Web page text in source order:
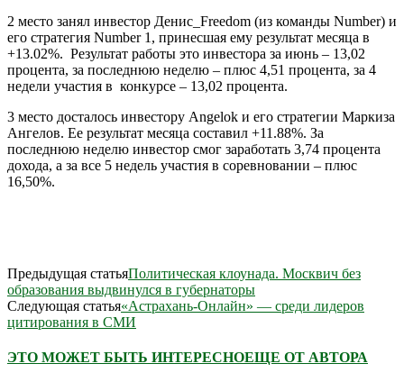
2 место занял инвестор Денис_Freedom (из команды Number) и
его стратегия Number 1, принесшая ему результат месяца в
+13.02%. Результат работы это инвестора за июнь – 13,02
процента, за последнюю неделю – плюс 4,51 процента, за 4
недели участия в конкурсе – 13,02 процента.
3 место досталось инвестору Angelok и его стратегии Маркиза
Ангелов. Ее результат месяца составил +11.88%. За
последнюю неделю инвестор смог заработать 3,74 процента
дохода, а за все 5 недель участия в соревновании – плюс
16,50%.
Предыдущая статьяПолитическая клоунада. Москвич без
образования выдвинулся в губернаторы
Следующая статья«Астрахань-Онлайн» — среди лидеров
цитирования в СМИ
ЭТО МОЖЕТ БЫТЬ ИНТЕРЕСНОЕЩЕ ОТ АВТОРА